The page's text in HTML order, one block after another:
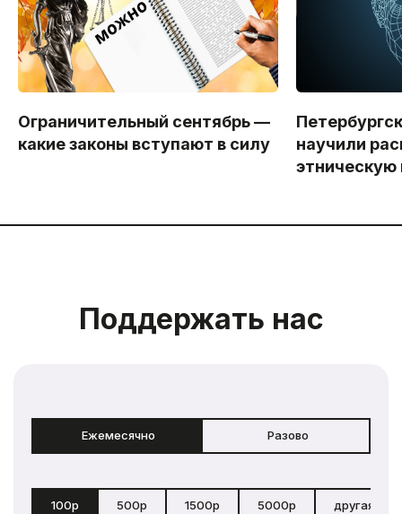
Ограничительный сентябрь —
какие законы вступают в силу
научили
Поддержать нас
Ежемесячно Разово
100р 500р 1500р 5000р другая